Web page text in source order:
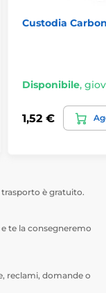
Custodia
Disponibile,
1,52 €
trasporto è gratuito.
te la consegneremo
reclami, domande o